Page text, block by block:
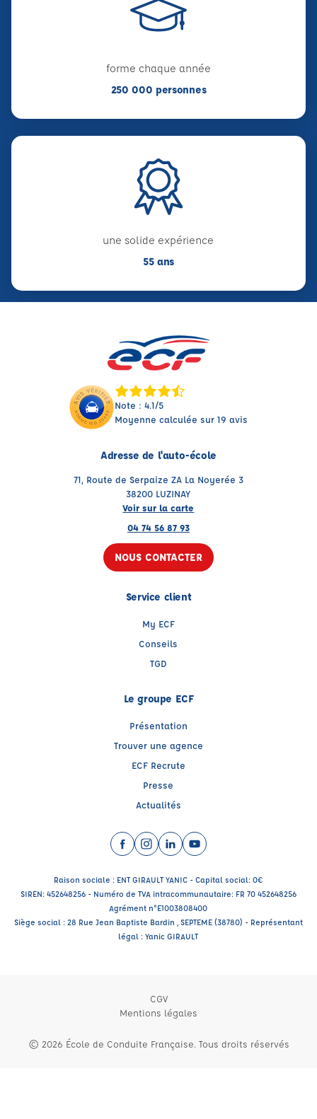
forme chaque année
250 000 personnes
une solide expérience
55 ans
Note : 4.1/5
Moyenne calculée sur 19 avis
Adresse de l'auto-école
71, Route de Serpaize ZA La Noyerée 3
38200 LUZINAY
Voir sur la carte
04 74 56 87 93
NOUS CONTACTER
Service client
My ECF
Conseils
TGD
Le groupe ECF
Présentation
Trouver une agence
ECF Recrute
Presse
Actualités
Facebook (nouvelle fenêtre)
Instagram (nouvelle fenêtre)
LinkedIn (nouvelle fenêtre)
YouTube (nouvelle
Raison sociale : ENT GIRAULT YANIC - Capital social: 0€
SIREN: 452648256 - Numéro de TVA intracommunautaire: FR 70 452648256
Agrément n°E1003808400
Siège social : 28 Rue Jean Baptiste Bardin , SEPTEME (38780) - Représentant
légal : Yanic GIRAULT
CGV
Mentions légales
© 2026 École de Conduite Française. Tous droits réservés